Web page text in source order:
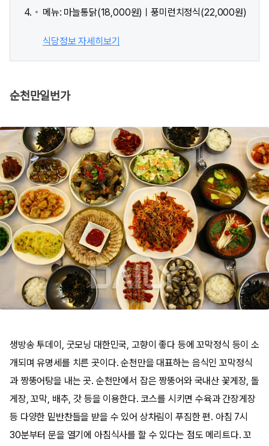
메뉴: 마늘통닭(18,000원)ㅣ풍미런치정식(22,000원)
식당정보 자세히보기
순천만일번가
생방송 투데이, 굿모닝 대한민국, 고향이 좋다 등에 꼬막정식 등이 소
개되며 유명세를 치른 곳이다. 순천만을 대표하는 음식인 꼬막정식
과 짱뚱어탕을 내는 곳. 순천만에서 잡은 짱뚱어와 국내산 꽃게장, 돌
게장, 꼬막, 배추, 갓 등을 이용한다. 코스를 시키면 수육과 간장게장
등 다양한 밑반찬들을 받을 수 있어 상차림이 푸짐한 편. 아침 7시
30분부터 문을 열기에 아침식사를 할 수 있다는 점도 메리트다. 꼬